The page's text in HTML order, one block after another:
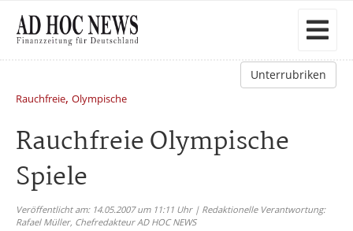
Unterrubriken
Rauchfreie, Olympische
Rauchfreie Olympische
Spiele
Veröffentlicht am: 14.05.2007 um 11:11 Uhr | Redaktionelle Verantwortung:
Rafael Müller, Chefredakteur AD HOC NEWS